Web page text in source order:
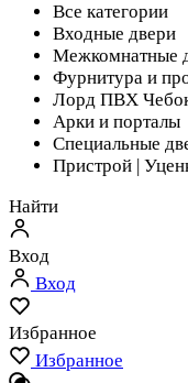
Все категории
Входные двери
Межкомнатные
Фурнитура и
Лорд ПВХ
Арки и порталы
Специальные
Пристрой |
Найти
Вход
Вход
Избранное
Избранное